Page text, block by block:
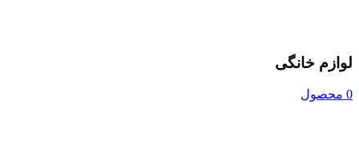
لوازم خانگی
0 محصول